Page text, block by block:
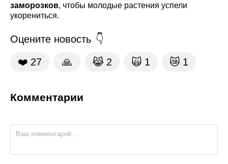
заморозков, чтобы молодые растения успели
укорениться.
Оцените новость
❤️ 27 🙏 😹 2 🙀 1 😿 1
Комментарии